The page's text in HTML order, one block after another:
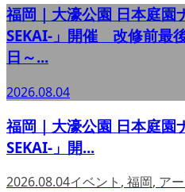
福岡｜大濠公園 日本庭園
SEKAI-」開催 改修前最
日～...
2026.08.04
福岡｜大濠公園 日本庭園
SEKAI-」開...
2026.08.04イベント , 福岡, ア